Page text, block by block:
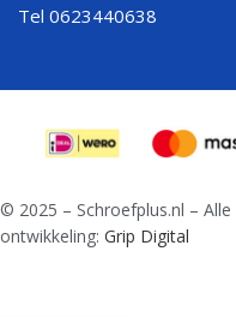
Tel 0623440638
© 2025 – Schroefplus.nl –
ontwikkeling: Grip Digital